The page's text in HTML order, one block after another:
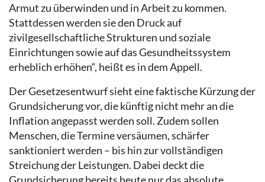
Armut zu überwinden und in Arbeit zu kommen.
Stattdessen werden sie den Druck auf
zivilgesellschaftliche Strukturen und soziale
Einrichtungen sowie auf das Gesundheitssystem
erheblich erhöhen“, heißt es in dem Appell.
Der Gesetzesentwurf sieht eine faktische Kürzung der
Grundsicherung vor, die künftig nicht mehr an die
Inflation angepasst werden soll. Zudem sollen
Menschen, die Termine versäumen, schärfer
sanktioniert werden – bis hin zur vollständigen
Streichung der Leistungen. Dabei deckt die